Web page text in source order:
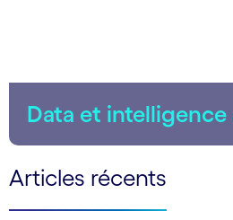
Data et
Articles récents